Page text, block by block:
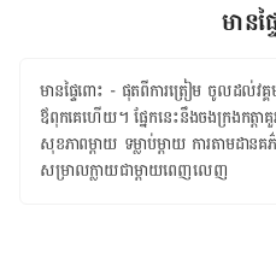
មានផ្
មាន​ផ្ទៃ​ពោះ - ផុត​ពីការ​ត្រៀម ចូល​ដល់​វគ្គ​
ឪពុក​គេ​ហើយ។ ផ្នែក​នេះ​នឹង​ចងក្រង​កត្តា​
សុខភាព​ម្ដាយ ទម្លាប់​ម្ដាយ ការ​តាមដាន​
សម្រាល​ក្លាយ​ជា​ម្ដាយ​ពេញលេញ